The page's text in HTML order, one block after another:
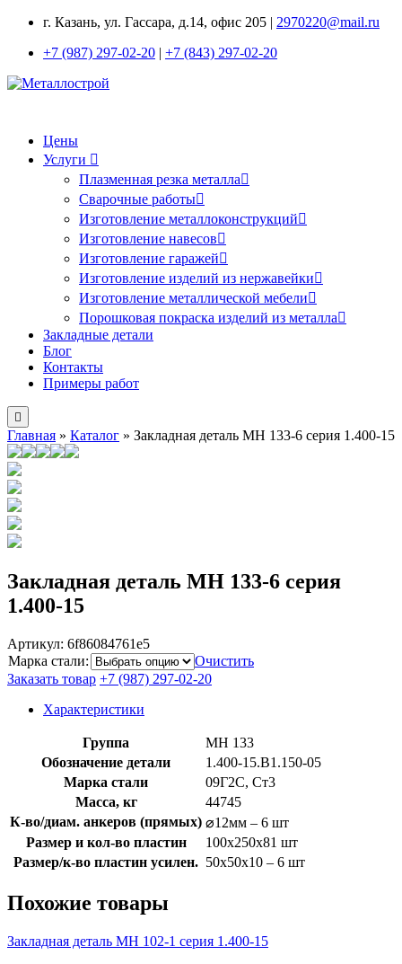
г. Казань, ул. Гассара, д.14, офис 205 | 2970220@mail.ru
+7 (987) 297-02-20 | +7 (843) 297-02-20
Цены
Услуги
Плазменная резка металла
Сварочные работы
Изготовление металлоконструкций
Изготовление навесов
Изготовление гаражей
Изготовление изделий из нержавейки
Изготовление металлической мебели
Порошковая покраска изделий из металла
Закладные детали
Блог
Контакты
Примеры работ
Главная » Каталог » Закладная деталь МН 133-6 серия 1.400-15
Закладная деталь МН 133-6 серия
1.400-15
Артикул: 6f86084761e5
Марка стали:
Очистить
Заказать товар +7 (987) 297-02-20
Характеристики
Группа
МН 133
Обозначение детали
1.400-15.B1.150-05
Марка стали
09Г2С, Ст3
Масса, кг
44745
К-во/диам. анкеров (прямых) ⌀12мм – 6 шт
Размер и кол-во пластин
100x250x81 шт
Размер/к-во пластин усилен. 50х50х10 – 6 шт
Похожие товары
Закладная деталь МН 102-1 серия 1.400-15